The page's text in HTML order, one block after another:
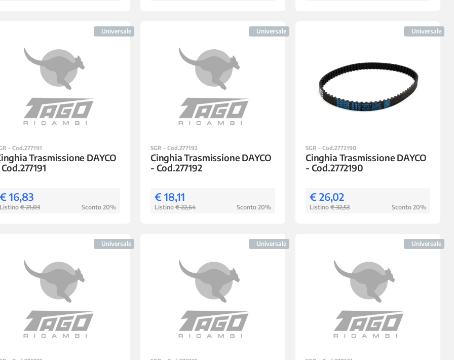
Universale
- Cod.277191
Trasmissione DAYCO
16,83
€ 21,03 Sconto 20%
Universale
SGR - Cod.277192
Cinghia Trasmissione DAYCO
- Cod.277192
€ 18,11
Listino € 22,64 Sconto 20%
Universale
SGR - Cod.2772190
Cinghia Trasmissione DAYCO
- Cod.2772190
€ 26,02
Listino € 32,53 Sconto 20%
Universale Universale Universale